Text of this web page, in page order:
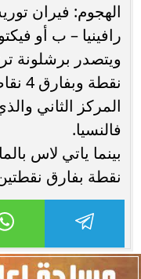
الهجوم: فيران
رافينيا – ب أو
المركز الثاني
فالنسيا.
نقطة بفارق